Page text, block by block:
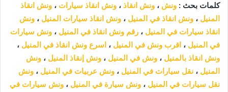
كلمات بحث : ونش ، ونش انقاذ ، ونش انقاذ سيارات ، ونش انقاذ
المنيل ، ونش انقاذ في المنيل ، ونش انقاذ سيارات المنيل ، ونش
انقاذ سيارات في المنيل ، رقم ونش انقاذ في المنيل ، ونش سيارات
في المنيل ، اقرب ونش في المنيل ، اسرع ونش انقاذ في المنيل ،
ونش انقاذ بالمنيل ، ونش في المنيل ، ونش إنقاذ المنيل ، ونش
المنيل ، نقل سيارات في المنيل ، ونش عربيات في المنيل ، ونش
نقل سيارات في المنيل ، ونش سيارة في المنيل ، ونش سيارات في